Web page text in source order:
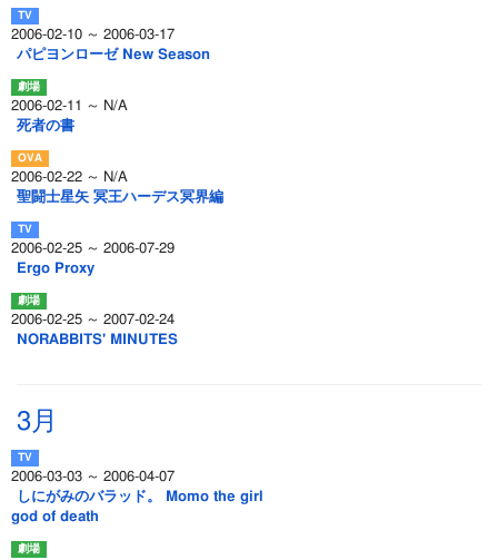
2006-02-10 ～ 2006-03-17
パピヨンローゼ New Season
2006-02-11 ～ N/A
死者の書
2006-02-22 ～ N/A
聖闘士星矢 冥王ハーデス冥界編
2006-02-25 ～ 2006-07-29
Ergo Proxy
2006-02-25 ～ 2007-02-24
NORABBITS' MINUTES
3月
2006-03-03 ～ 2006-04-07
しにがみのバラッド。 Momo the girl
god of death